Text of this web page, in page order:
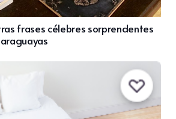
frases célebres sorprendentes